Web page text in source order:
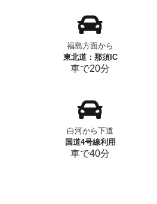
福島方面から
東北道：那須IC
車で20分
白河から下道
国道4号線利用
車で40分